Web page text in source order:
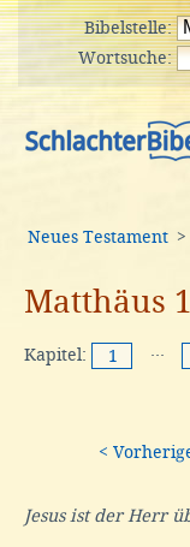
Bibelstelle:
Wortsuche:
Neues Testament >
Matthäus
Kapitel: 1 ···
<
Jesus ist der Herr